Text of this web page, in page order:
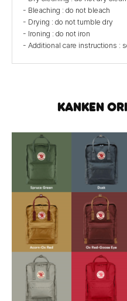
- Bleaching : do not bleach
- Drying : do not tumble dry
- Ironing : do not iron
- Additional care instructions :
KANKEN